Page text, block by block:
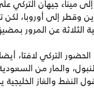
ميناء جيهان التركي
وقطر إلى أوروبا،
الثلاثة عن المرور
التركي لافتا،
والمار من
النفط والغاز الخليجية